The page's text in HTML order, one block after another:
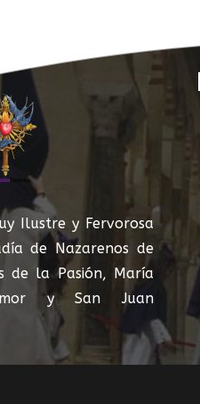
Ilustre y Fervorosa
de Nazarenos de
de la Pasión, María
y San Juan